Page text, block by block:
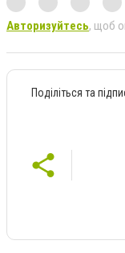
Авторизуйтесь, щоб
Поділіться та